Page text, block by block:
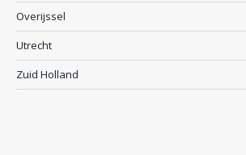
Overijssel
Utrecht
Zuid Holland